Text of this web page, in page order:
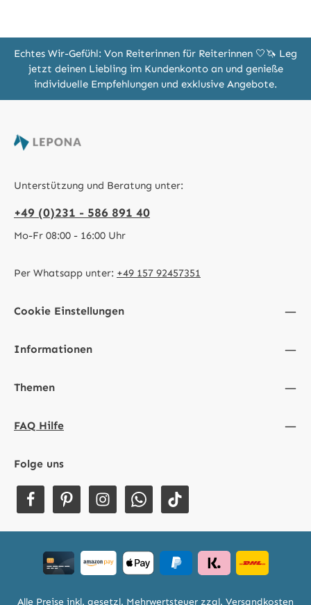
Echtes Wir-Gefühl: Von Reiterinnen für Reiterinnen 🤍🦄 Leg
jetzt deinen Liebling im Kundenkonto an und genieße
individuelle Empfehlungen und exklusive Angebote.
Unterstützung und Beratung unter:
+49 (0)231 - 586 891 40
Mo-Fr 08:00 - 16:00 Uhr
Per Whatsapp unter: +49 157 92457351
Cookie Einstellungen
Informationen
Themen
FAQ Hilfe
Folge uns
Alle Preise inkl. gesetzl. Mehrwertsteuer zzgl. Versandkosten